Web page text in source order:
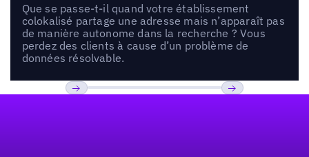
Que se passe-t-il quand votre établissement
colokalisé partage une adresse mais n’apparaît pas
de manière autonome dans la recherche ? Vous
perdez des clients à cause d’un problème de
données résolvable.